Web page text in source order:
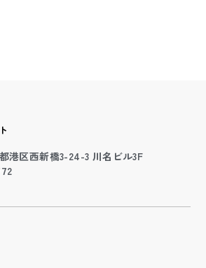
港区西新橋3-24-3 川名ビル3F